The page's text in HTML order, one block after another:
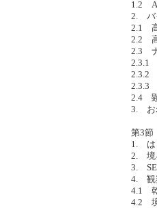
1.2
2. バ
2.1
2.2
2.3
2.3.1
2.3.2
2.3.3
2.4
3. お
第3節
1. は
2. 境
3.
4. 観
4.1
4.2